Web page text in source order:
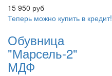
15 950 руб
Теперь можно купить в кредит!
Обувница
"Марсель-2"
МДФ